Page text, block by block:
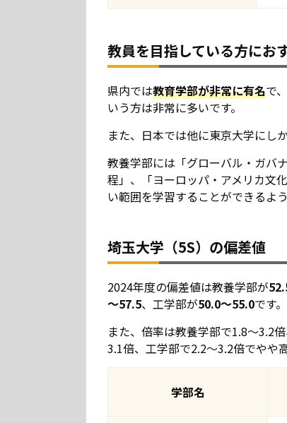
教員を目指している方にお
県内では教育学部が非常に有名で
いう方は非常に多いです。
また、日本では他に東京大学にし
教養学部には「グローバル・ガバ
程」、「ヨーロッパ・アメリカ文
い範囲を学習することができるよ
埼玉大学（5S）の偏差値
2024年度の偏差値は教養学部が
～57.5、工学部が50.0～55.0です。
また、倍率は教養学部で1.8～3.2
3.1倍、工学部で2.2～3.2倍でやや
学部名